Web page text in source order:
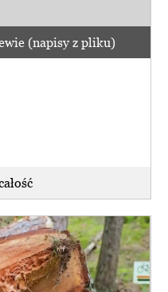
(napisy z pliku)